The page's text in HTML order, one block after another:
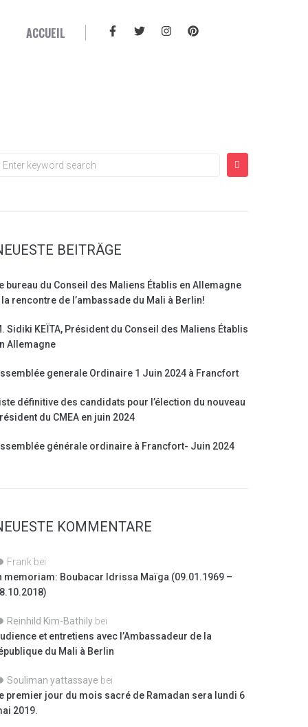
ACCUEIL
BEITRÄGE
bureau du Conseil des Maliens Établis en Allemagne
la rencontre de l’ambassade du Mali à Berlin!
Sidiki KEÏTA, Président du Conseil des Maliens Établis
Allemagne
generale Ordinaire 1 Juin 2024 à Francfort
définitive des candidats pour l’élection du nouveau
du CMEA en juin 2024
générale ordinaire à Francfort- Juin 2024
KOMMENTARE
Frank bei
memoriam: Boubacar Idrissa Maïga (09.01.1969 –
Reinhild Kim-Bathily bei
et entretiens avec l’Ambassadeur de la
du Mali à Berlin
Souliman yattassaye bei
premier jour du mois sacré de Ramadan sera lundi 6
2019.